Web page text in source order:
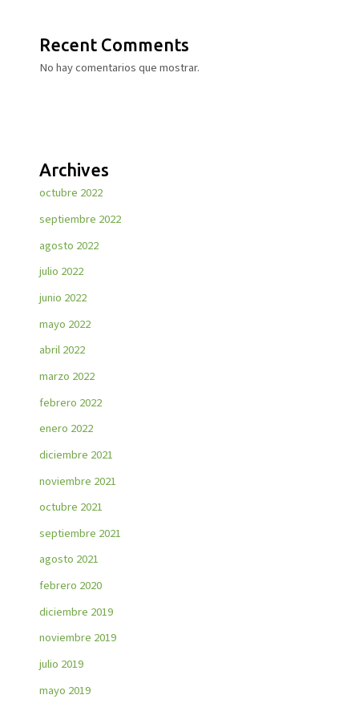
Recent Comments
No hay comentarios que mostrar.
Archives
octubre 2022
septiembre 2022
agosto 2022
julio 2022
junio 2022
mayo 2022
abril 2022
marzo 2022
febrero 2022
enero 2022
diciembre 2021
noviembre 2021
octubre 2021
septiembre 2021
agosto 2021
febrero 2020
diciembre 2019
noviembre 2019
julio 2019
mayo 2019